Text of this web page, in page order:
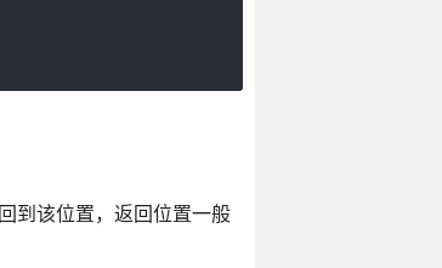
到该位置，返回位置一般